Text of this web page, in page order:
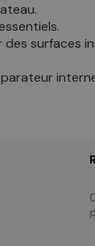
surfaces